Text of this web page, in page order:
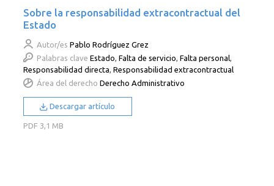
Sobre la responsabilidad extracontractual del
Estado
Autor/es Pablo Rodríguez Grez
Palabras clave Estado,Falta de servicio,Falta personal,
Responsabilidad directa,Responsabilidad extracontractual
Área del derecho Derecho Administrativo
Descargar artículo
PDF 3,1 MB